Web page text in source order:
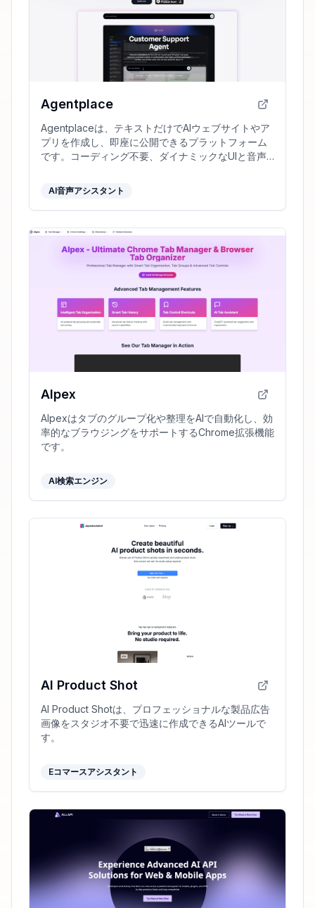
Agentplace
Agentplaceは、テキストだけでAIウェブサイトやア
プリを作成し、即座に公開できるプラットフォーム
です。コーディング不要、ダイナミックなUIと音声
AI音声アシスタント
AIpex
AIpexはタブのグループ化や整理をAIで自動化し、効
率的なブラウジングをサポートするChrome拡張機能
です。
AI検索エンジン
AI Product Shot
AI Product Shotは、プロフェッショナルな製品広告
画像をスタジオ不要で迅速に作成できるAIツールで
す。
Eコマースアシスタント